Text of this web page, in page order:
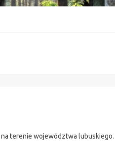
terenie województwa lubuskiego.